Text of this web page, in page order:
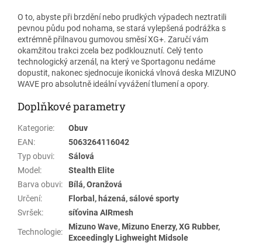
O to, abyste při brzdění nebo prudkých výpadech neztratili
pevnou půdu pod nohama, se stará vylepšená podrážka s
extrémně přilnavou gumovou směsí XG+. Zaručí vám
okamžitou trakci zcela bez podklouznutí. Celý tento
technologický arzenál, na který ve Sportagonu nedáme
dopustit, nakonec sjednocuje ikonická vlnová deska MIZUNO
WAVE pro absolutně ideální vyvážení tlumení a opory.
Doplňkové parametry
Kategorie:
Obuv
EAN:
5063264116042
Typ obuvi:
Sálová
Model :
Stealth Elite
Barva obuvi:
Bílá, Oranžová
Určení:
Florbal, házená, sálové sporty
Svršek: síťovina AIRmesh
Technologie:
Mizuno Wave, Mizuno Enerzy, XG Rubber,
Exceedingly Lighweight Midsole